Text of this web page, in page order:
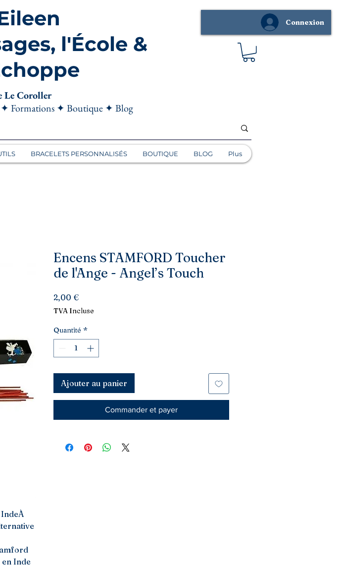
Connexion
l'École &
Le Coroller
✦ Formations ✦ Boutique ✦ Blog
BRACELETS PERSONNALISÉS BOUTIQUE BLOG Plus
Inde
Encens STAMFORD Toucher
de l'Ange - Angel’s Touch
2,00 €Prix
TVA Incluse
Quantité *
Ajouter au panier
Commander et payer